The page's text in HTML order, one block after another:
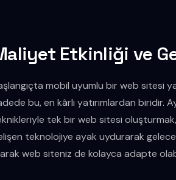
Etkinliği ve
mobil uyumlu bir web sitesi
bu, en kârlı yatırımlardan biridir.
tek bir web sitesi
teknolojiye ayak uydurarak
web siteniz de kolayca adapte